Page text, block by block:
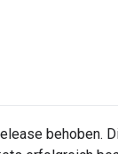
behoben.